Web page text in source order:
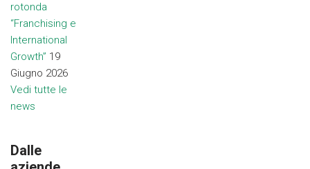
rotonda
“Franchising e
International
Growth” 19
Giugno 2026
Vedi tutte le
news
Dalle